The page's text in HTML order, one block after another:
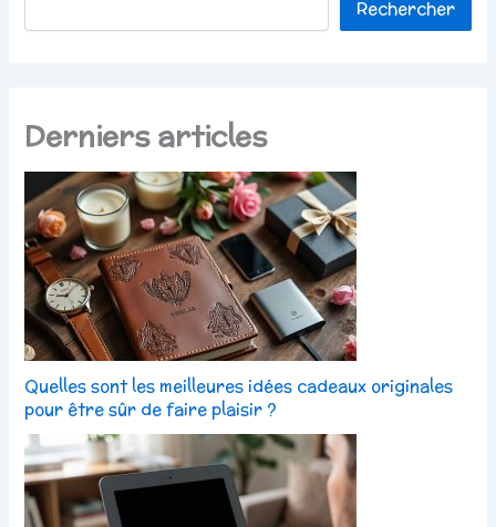
Rechercher
Derniers articles
Quelles sont les meilleures idées cadeaux originales
pour être sûr de faire plaisir ?